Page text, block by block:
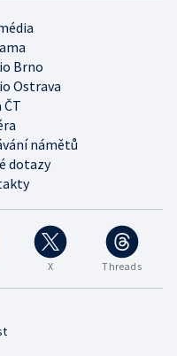
X Threads
Brno
Ostrava
ČT
námětů
dotazy